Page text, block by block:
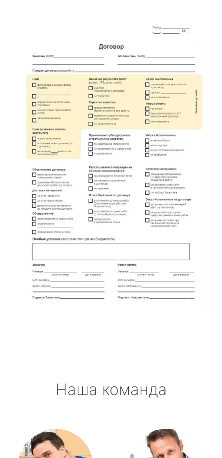
Наша команда